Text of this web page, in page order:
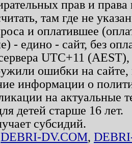
прав и
там где не
и оплатившее
- едино - сайт, без
UTC+11
ошибки на
информации о
на актуальные
детей старше 16 лет.
субсидий.
DEBRI-DV.COM,